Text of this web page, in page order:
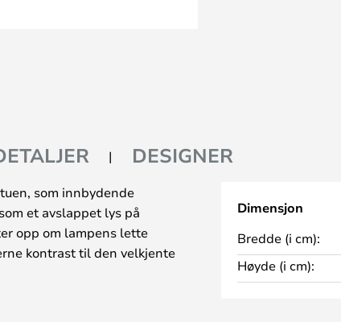
DESIGNER
som innbydende
et avslappet lys på
opp om lampens lette
kontrast til den velkjente
Dimensjon
Bredde (i cm):
Høyde (i cm):